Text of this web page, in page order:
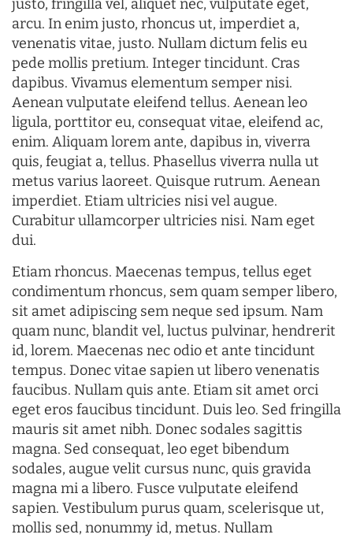
justo, fringilla vel, aliquet nec, vulputate eget,
arcu. In enim justo, rhoncus ut, imperdiet a,
venenatis vitae, justo. Nullam dictum felis eu
pede mollis pretium. Integer tincidunt. Cras
dapibus. Vivamus elementum semper nisi.
Aenean vulputate eleifend tellus. Aenean leo
ligula, porttitor eu, consequat vitae, eleifend ac,
enim. Aliquam lorem ante, dapibus in, viverra
quis, feugiat a, tellus. Phasellus viverra nulla ut
metus varius laoreet. Quisque rutrum. Aenean
imperdiet. Etiam ultricies nisi vel augue.
Curabitur ullamcorper ultricies nisi. Nam eget
dui.
Etiam rhoncus. Maecenas tempus, tellus eget
condimentum rhoncus, sem quam semper libero,
sit amet adipiscing sem neque sed ipsum. Nam
quam nunc, blandit vel, luctus pulvinar, hendrerit
id, lorem. Maecenas nec odio et ante tincidunt
tempus. Donec vitae sapien ut libero venenatis
faucibus. Nullam quis ante. Etiam sit amet orci
eget eros faucibus tincidunt. Duis leo. Sed fringilla
mauris sit amet nibh. Donec sodales sagittis
magna. Sed consequat, leo eget bibendum
sodales, augue velit cursus nunc, quis gravida
magna mi a libero. Fusce vulputate eleifend
sapien. Vestibulum purus quam, scelerisque ut,
mollis sed, nonummy id, metus. Nullam